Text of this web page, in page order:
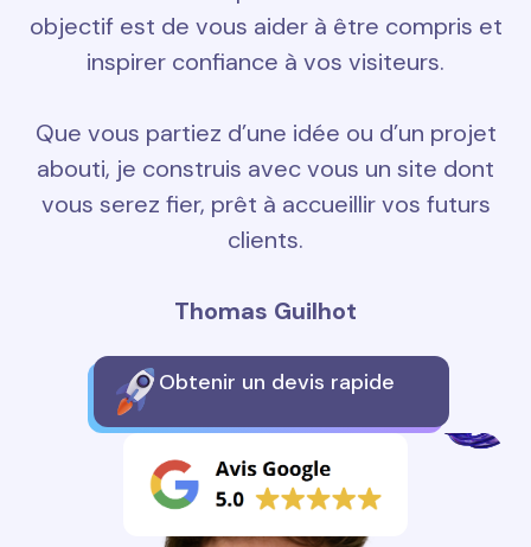
objectif est de vous aider à être compris et
inspirer confiance à vos visiteurs.
Que vous partiez d’une idée ou d’un projet
abouti, je construis avec vous un site dont
vous serez fier, prêt à accueillir vos futurs
clients.
Thomas Guilhot
Obtenir un devis rapide